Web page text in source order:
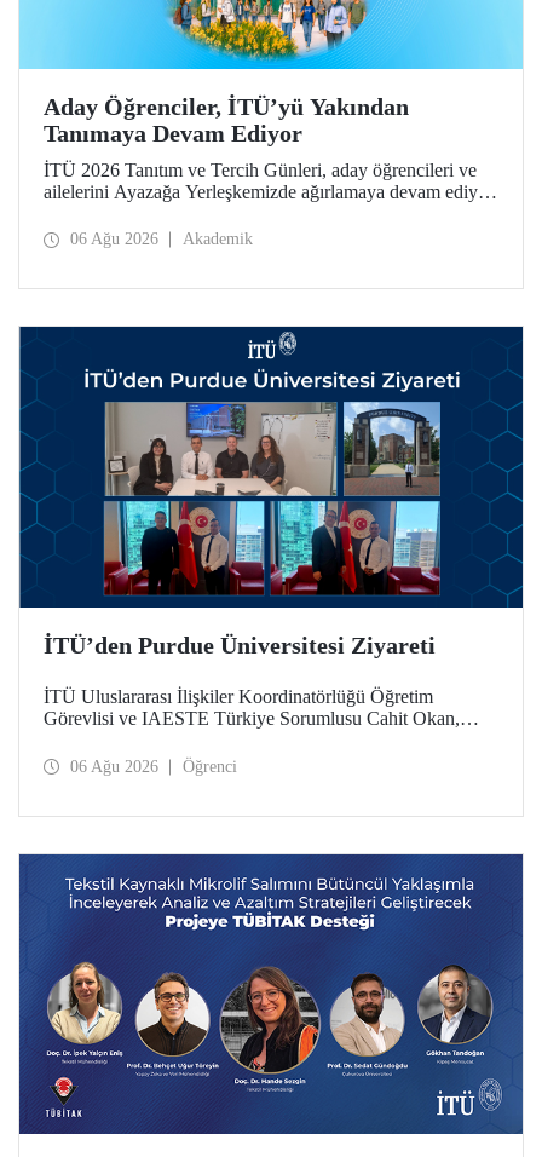
Aday Öğrenciler, İTÜ’yü Yakından
Tanımaya Devam Ediyor
İTÜ 2026 Tanıtım ve Tercih Günleri, aday öğrencileri ve
ailelerini Ayazağa Yerleşkemizde ağırlamaya devam ediyor.
ilgili fakülte ve birimler adaylara bilgi vermeye devam
06 Ağu 2026 Akademik
İTÜ’den Purdue Üniversitesi Ziyareti
İTÜ Uluslararası İlişkiler Koordinatörlüğü Öğretim
Görevlisi ve IAESTE Türkiye Sorumlusu Cahit Okan,
Temmuz tarihlerinde ABD’de dünyanın önde gelen
06 Ağu 2026 Öğrenci